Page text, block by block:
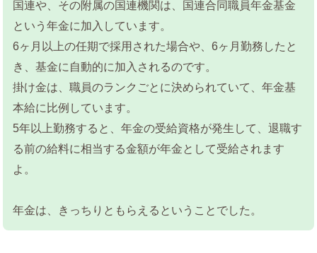
国連や、その附属の国連機関は、国連合同職員年金基金
という年金に加入しています。
6ヶ月以上の任期で採用された場合や、6ヶ月勤務したと
き、基金に自動的に加入されるのです。
掛け金は、職員のランクごとに決められていて、年金基
本給に比例しています。
5年以上勤務すると、年金の受給資格が発生して、退職す
る前の給料に相当する金額が年金として受給されます
よ。
年金は、きっちりともらえるということでした。